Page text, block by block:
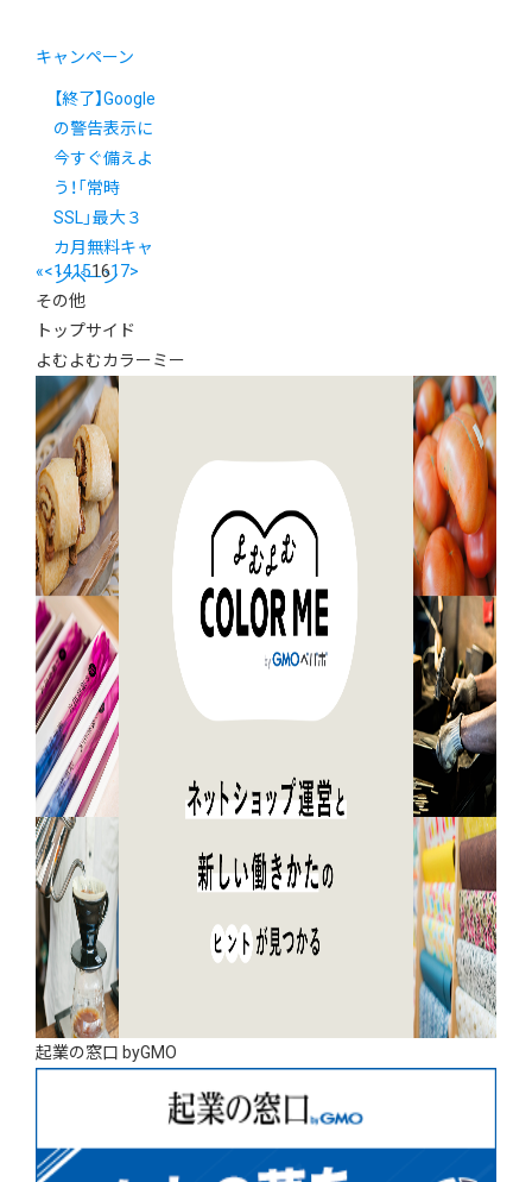
キャンペーン
【終了】Google
の警告表示に
今すぐ備えよ
う！「常時
SSL」最大３
カ月無料キャ
ンペーン
«<14151617>
その他
トップサイド
よむよむカラーミー
起業の窓口 byGMO